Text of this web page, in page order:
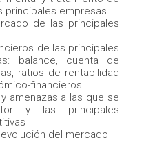
principales empresas
de las principales
de las principales
balance, cuenta de
ratios de rentabilidad
financieros
amenazas a las que se
y las principales
del mercado